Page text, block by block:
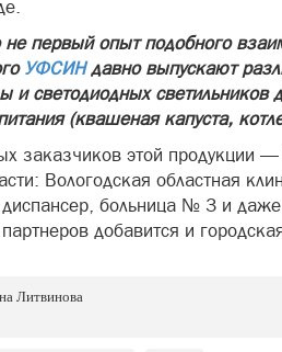
не первый опыт подобного
УФСИНдавно выпускают
и светодиодных светильников
(квашеная капуста,
заказчиков этой продукции
Вологодская областная
больница № 3 и
добавится и
Литвинова